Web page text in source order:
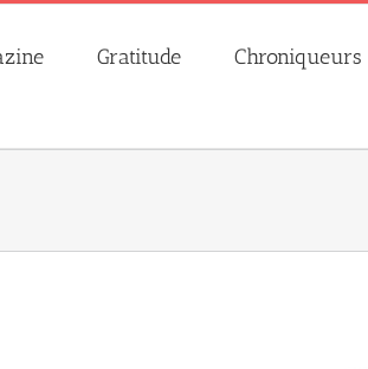
Gratitude Chroniqueurs